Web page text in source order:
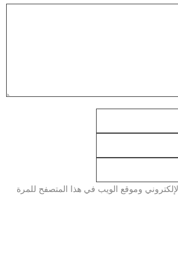
وموقع الويب في هذا المتصفح للمرة